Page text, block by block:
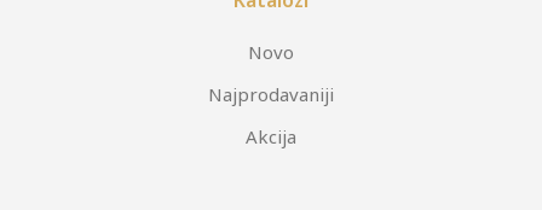
Novo
Najprodavaniji
Akcija